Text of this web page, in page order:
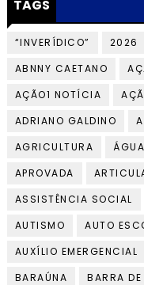
TAGS
“INVERÍDICO” 2026
ABNNY CAETANO
AÇÃO1 NOTÍCIA
ADRIANO GALDINO
AGRICULTURA
ÁGUA
APROVADA
ASSISTÊNCIA SOCIAL
AUTISMO
AUTO
AUXÍLIO EMERGENCIAL
BARAÚNA
BARRA